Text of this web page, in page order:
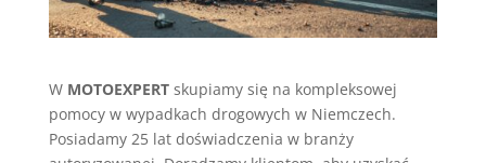
W MOTOEXPERTskupiamy się na kompleksowej
pomocy w wypadkach drogowych w Niemczech.
Posiadamy 25 lat doświadczenia w branży